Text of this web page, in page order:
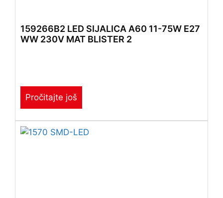
159266B2 LED SIJALICA A60 11-75W E27
WW 230V MAT BLISTER 2
Pročitajte još